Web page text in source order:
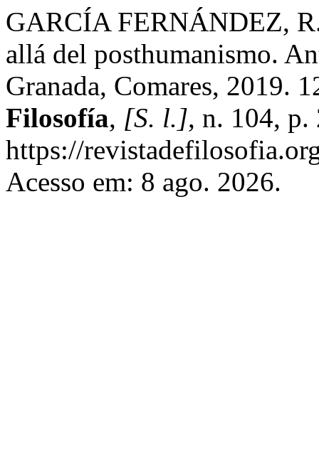
GARCÍA FERNÁNDEZ,
allá del posthumanismo.
Granada, Comares, 2019.
Filosofía, [S. l.], n. 104,
https://
Acesso em: 8 ago. 2026.